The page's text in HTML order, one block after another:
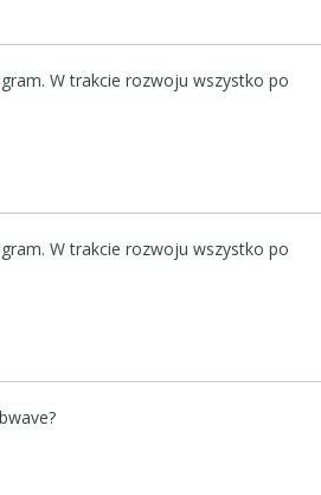
W trakcie rozwoju wszystko po
W trakcie rozwoju wszystko po